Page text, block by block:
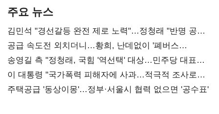
주요 뉴스
김민석 "경선갈등 완전 제로 노력"…정청래 "반명 공세
사과부터"
공급 속도전 외치더니…황희, 난데없이 '폐버스
리모델링' 제안
송영길 측 "정청래, 국힘 '역선택' 대상…민주당 대표로
총선 지휘 못해"
이 대통령 "국가폭력 피해자에 사과…적극적 조사로
진실 밝혀야"
주택공급 '동상이몽'…정부·서울시 협력 없으면 '공수표'